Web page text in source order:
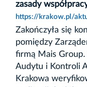
zasady
https://krakow.pl/
Zakończyła się
pomiędzy
firmą Mais
Audytu i Kontroli
Krakowa